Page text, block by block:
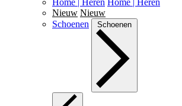
Home | Heren Home | Heren
Nieuw Nieuw
Schoenen
Schoenen